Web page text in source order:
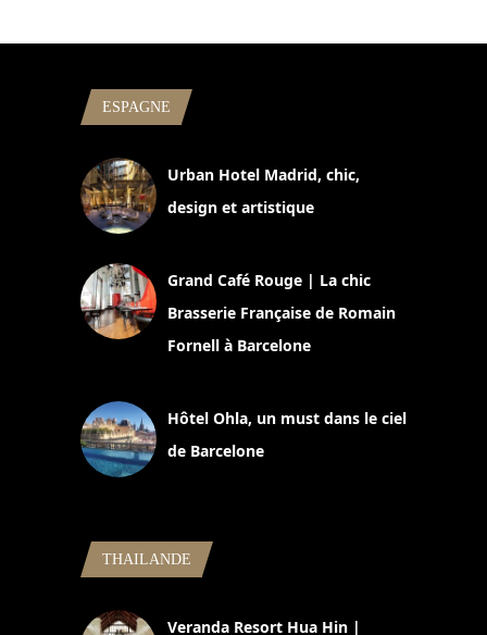
ESPAGNE
Urban Hotel Madrid, chic,
design et artistique
Grand Café Rouge | La chic
Brasserie Française de Romain
Fornell à Barcelone
Hôtel Ohla, un must dans le ciel
de Barcelone
THAILANDE
Veranda Resort Hua Hin |